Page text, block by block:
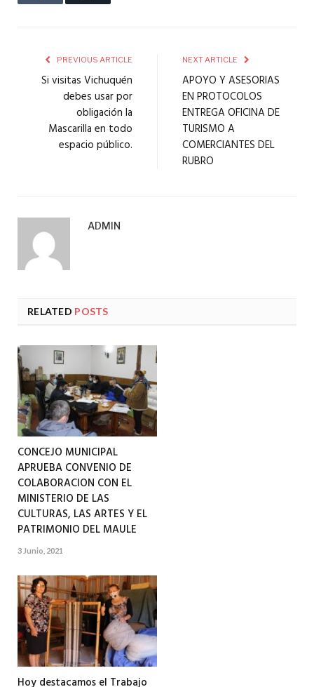
PREVIOUS ARTICLE
Si visitas Vichuquén
debes usar por
obligación la
Mascarilla en todo
espacio público.
NEXT ARTICLE
APOYO Y ASESORIAS
EN PROTOCOLOS
ENTREGA OFICINA DE
TURISMO A
COMERCIANTES DEL
RUBRO
ADMIN
RELATED POSTS
CONCEJO MUNICIPAL
APRUEBA CONVENIO DE
COLABORACION CON EL
MINISTERIO DE LAS
CULTURAS, LAS ARTES Y EL
PATRIMONIO DEL MAULE
3 Junio, 2021
Hoy destacamos el Trabajo